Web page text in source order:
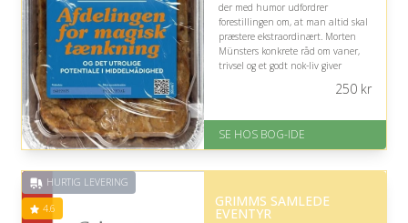
der med humor udfordrer
forestillingen om, at man altid skal
præstere ekstraordinært. Morten
Münsters konkrete råd om vaner,
trivsel og et godt nok-liv giver
På lager
Levering: 1-3 hverdage -
Gratis fragt
på 4.6 ud af 5
250kr
SE HOS BOG-IDE
HURTIG LEVERING
4.6 GRIMMS SAMLEDE
EVENTYR